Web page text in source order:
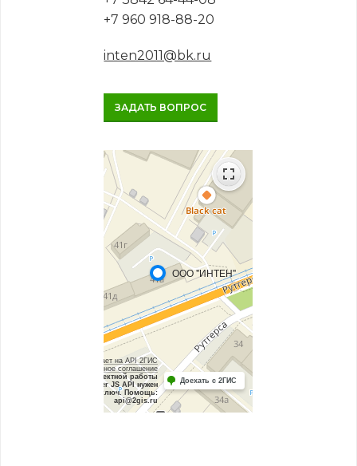
+7 960 918-88-20
inten2011@bk.ru
ЗАДАТЬ ВОПРОС